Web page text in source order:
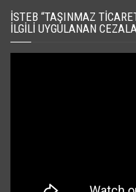
İSTEB “TAŞINMAZ
İLGILI UYGULANAN